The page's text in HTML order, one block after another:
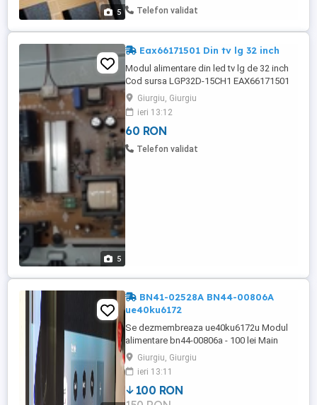
5
negociabil daca se doreste mai multe
Telefon validat
5
Eax66171501 Din tv lg 32 inch
Modul alimentare din led tv lg de 32 inch
Cod sursa LGP32D-15CH1 EAX66171501
(2.0) A functionat pe display LC320DUE
Provine din tv functional cu display defect
Giurgiu, Giurgiu
ieri 13:12
60 RON
Telefon validat
BN41-02528A BN44-00806A
ue40ku6172
Se dezmembreaza ue40ku6172u Modul
alimentare bn44-00806a - 100 lei Main
board bn41-02528a - VANDUT Barete led -
100 lei Modelul display in poze
Giurgiu, Giurgiu
ieri 13:11
100 RON